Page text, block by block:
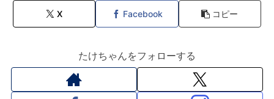
X Facebook コピー
たけちゃんをフォローする